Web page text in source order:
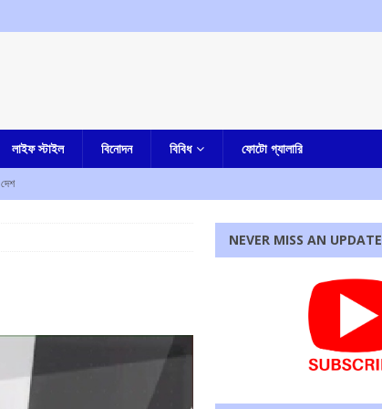
লাইফ স্টাইল বিনোদন বিবিধ ফোটো গ্যালারি
পুলিশ সুপার কী বললেন
নির্দেশ আদালতের
মোহন ভাগবত!
এক নজরে
উত্তেজনা ডোমজুর এলাকায়..
NEVER MISS AN UPDATE